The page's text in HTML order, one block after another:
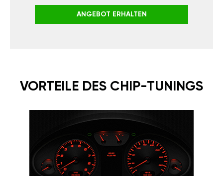
ANGEBOT ERHALTEN
VORTEILE DES CHIP-TUNINGS